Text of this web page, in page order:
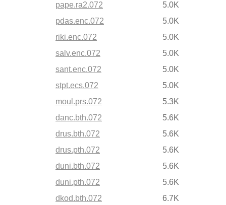
pape.ra2.072
5.0K
pdas.enc.072
5.0K
riki.enc.072
5.0K
salv.enc.072
5.0K
sant.enc.072
5.0K
stpt.ecs.072
5.0K
moul.prs.072
5.3K
danc.bth.072
5.6K
drus.bth.072
5.6K
drus.pth.072
5.6K
duni.bth.072
5.6K
duni.pth.072
5.6K
dkod.bth.072
6.7K